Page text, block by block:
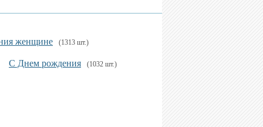
женщине (1313 шт.)
С Днем рождения (1032 шт.)